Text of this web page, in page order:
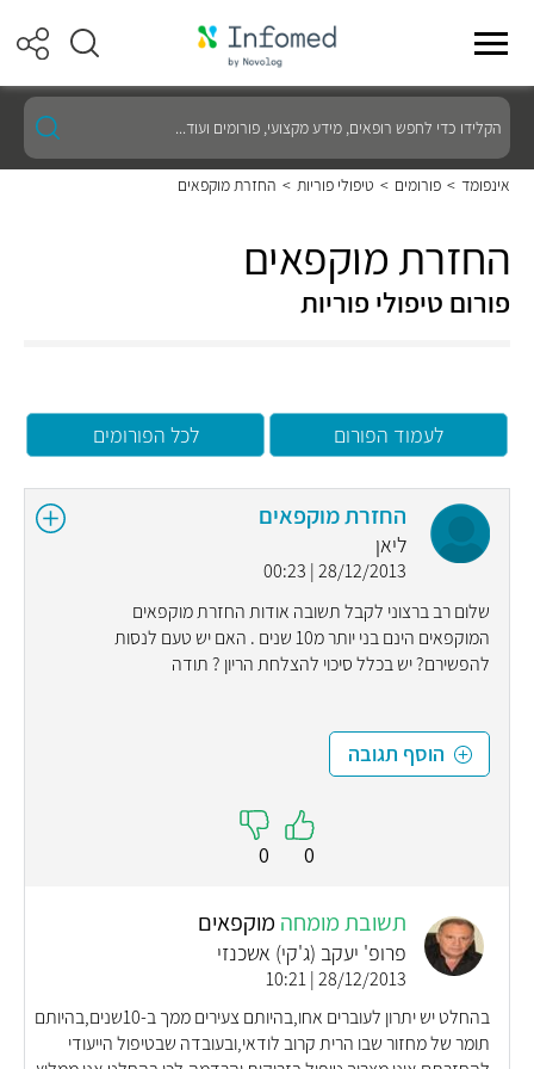
הקלידו
כדי
לחפש
רופאים,
מידע
ועוד...
אינפומד > פורומים > טיפולי פוריות > החזרת מוקפאים
החזרת מוקפאים
פורום טיפולי פוריות
לעמוד הפורום לכל הפורומים
החזרת מוקפאים
ליאן
28/12/2013 | 00:23
שלום רב ברצוני לקבל תשובה אודות החזרת מוקפאים
המוקפאים הינם בני יותר מ10 שנים . האם יש טעם לנסות
להפשירם? יש בכלל סיכוי להצלחת הריון ? תודה
הוסף תגובה
0
0
תשובת מומחה מוקפאים
פרופ' יעקב (ג'קי) אשכנזי
28/12/2013 | 10:21
בהחלט יש יתרון לעוברים אחו,בהיותם צעירים ממך ב-10שנים,בהיותם
תומר של מחזור שבו הרית קרוב לודאי,ובעובדה שבטיפול הייעודי